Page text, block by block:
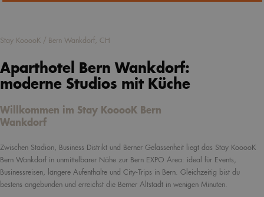
Stay KooooK / Bern Wankdorf, CH
Aparthotel Bern Wankdorf:
moderne Studios mit Küche
Willkommen im Stay KooooK Bern
Wankdorf
Zwischen Stadion, Business Distrikt und Berner Gelassenheit liegt das Stay KooooK
Bern Wankdorf in unmittelbarer Nähe zur Bern EXPO Area: ideal für Events,
Businessreisen, längere Aufenthalte und City-Trips in Bern. Gleichzeitig bist du
bestens angebunden und erreichst die Berner Altstadt in wenigen Minuten.